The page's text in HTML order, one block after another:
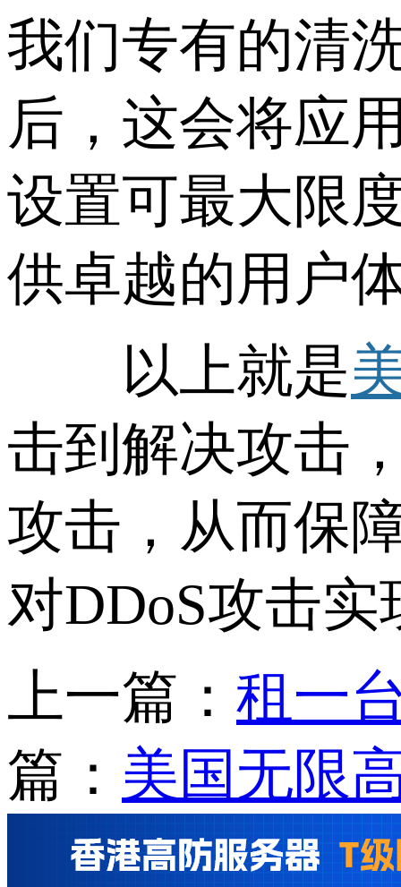
我们专有的清
后，这会将应
设置可最大限
供卓越的用户
以上就是
击到解决攻击
攻击，从而保
对DDoS攻击
上一篇： 租一
篇： 美国无限